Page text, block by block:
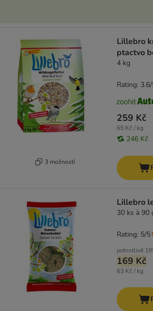
3 možností
Lillebro
ptactvo
4 kg
259 Kč
65 Kč / kg
246 Kč
Rating:
Lillebro
30 ks à 90
jednotlivě
169 Kč
63 Kč / kg
Rating: 5/5